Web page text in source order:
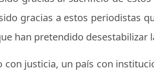
gracias a estos periodistas
han pretendido desestabilizar
con justicia, un país con